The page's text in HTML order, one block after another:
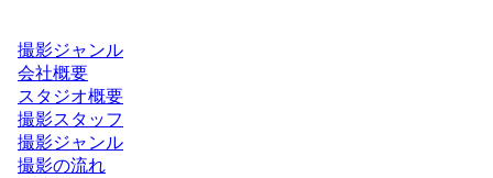
撮影ジャンル
会社概要
スタジオ概要
撮影スタッフ
撮影ジャンル
撮影の流れ